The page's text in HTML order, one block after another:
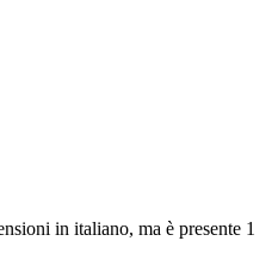
in italiano, ma è presente 1